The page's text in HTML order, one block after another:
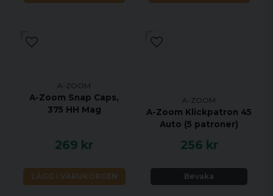
A-ZOOM
A-Zoom Snap Caps,
375 HH Mag
269 kr
LÄGG I VARUKORGEN
A-ZOOM
A-Zoom Klickpatron 45
Auto (5 patroner)
256 kr
Bevaka